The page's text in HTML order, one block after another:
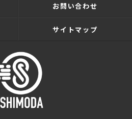
お問い合わせ
サイトマップ